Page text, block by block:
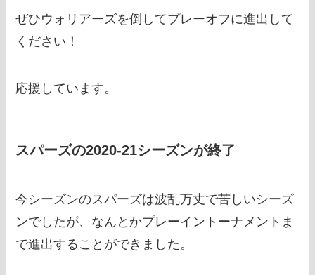
ぜひウォリアーズを倒してプレーオフに進出して
ください！
応援しています。
スパーズの2020-21シーズンが終了
今シーズンのスパーズは波乱万丈で苦しいシーズ
ンでしたが、なんとかプレーイントーナメントま
で進出することができました。